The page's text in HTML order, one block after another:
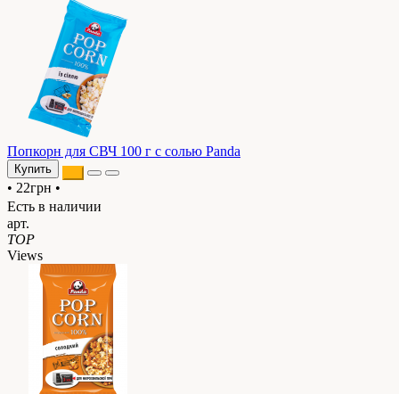
Попкорн для СВЧ 100 г с солью Panda
Купить
• 22грн •
Есть в наличии
арт.
TOP
Views